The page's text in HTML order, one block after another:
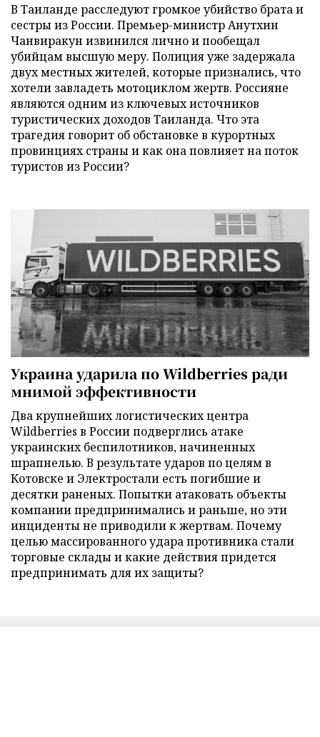
В Таиланде расследуют громкое убийство брата и
сестры из России. Премьер-министр Анутхин
Чанвиракун извинился лично и пообещал
убийцам высшую меру. Полиция уже задержала
двух местных жителей, которые признались, что
хотели завладеть мотоциклом жертв. Россияне
являются одним из ключевых источников
туристических доходов Таиланда. Что эта
трагедия говорит об обстановке в курортных
провинциях страны и как она повлияет на поток
туристов из России?
Украина ударила по Wildberries ради
мнимой эффективности
Два крупнейших логистических центра
Wildberries в России подверглись атаке
украинских беспилотников, начиненных
шрапнелью. В результате ударов по целям в
Котовске и Электростали есть погибшие и
десятки раненых. Попытки атаковать объекты
компании предпринимались и раньше, но эти
инциденты не приводили к жертвам. Почему
целью массированного удара противника стали
торговые склады и какие действия придется
предпринимать для их защиты?